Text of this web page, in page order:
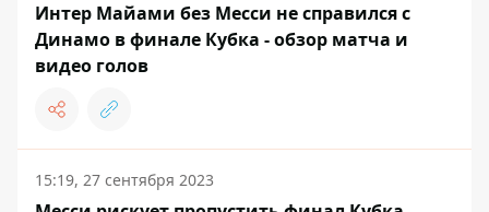
Интер Майами без Месси не справился с
Динамо в финале Кубка - обзор матча и
видео голов
15:19, 27 сентября 2023